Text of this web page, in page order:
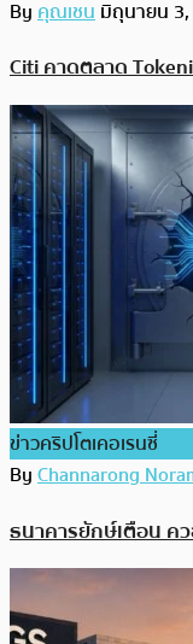
Byคุณเชนมิถุนายน
Citi คาดตลาด
ข่าวคริปโตเคอเรนซี่
ByChannarong
ธนาคารยักษ์เตือน ค